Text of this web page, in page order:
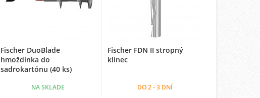
Fischer DuoBlade
hmoždinka do
sadrokartónu (40 ks)
NA SKLADE
Fischer FDN II stropný
klinec
DO 2 - 3 DNÍ